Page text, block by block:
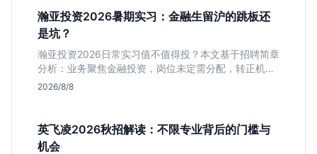
瀚亚投资2026暑期实习：金融生留沪的跳板还
是坑？
瀚亚投资2026日常实习值不值得投？本文基于招聘简章
分析：业务聚焦金融投资，岗位未定需分配，转正机会
不明确。适合急需上海高含金量实习证明、想接触真实
2026/8/8
英飞凌2026秋招解读：不限专业背后的门槛与
机会